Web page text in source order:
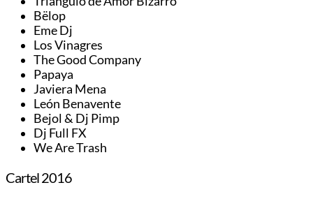
Bëlop
Eme Dj
Los Vinagres
The Good Company
Papaya
Javiera Mena
León Benavente
Bejol & Dj Pimp
Dj Full FX
We Are Trash
Cartel 2016